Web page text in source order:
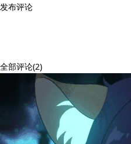
发布评论
全部评论(2)